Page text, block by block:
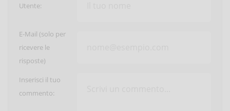
Utente:
E-Mail (solo per
ricevere le
risposte)
Inserisci il tuo
commento: